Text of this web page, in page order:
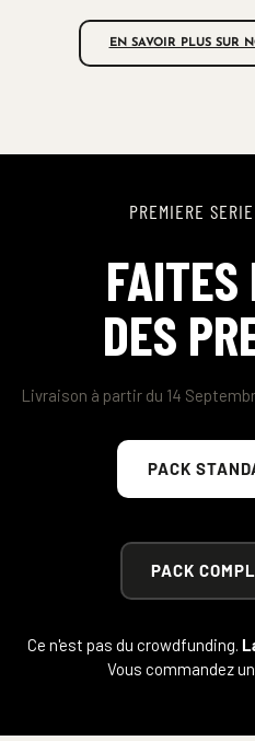
EN SAVOIR PLUS SUR
PREMIERE
FAITES
DES
Livraison à partir du 14
PACK
PACK
Ce n'est pas du crowdfunding.
Vous commandez